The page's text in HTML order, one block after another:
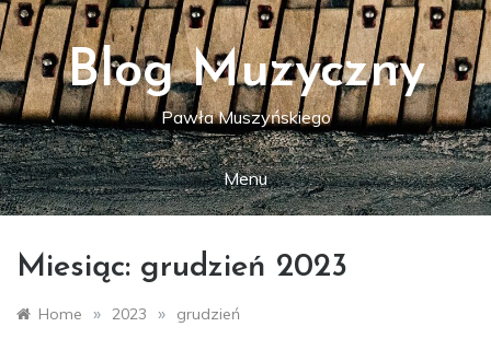
Skip
to
content
Blog Muzyczny
Pawła Muszyńskiego
Menu
Miesiąc: grudzień 2023
Home » 2023 » grudzień